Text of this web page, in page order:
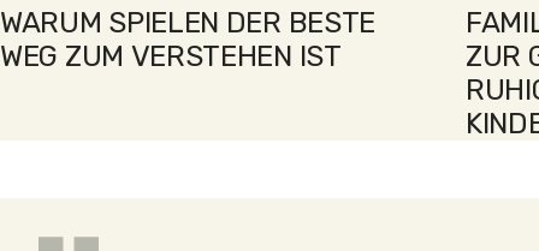
WARUM SPIELEN DER BESTE
WEG ZUM VERSTEHEN IST
ZUR